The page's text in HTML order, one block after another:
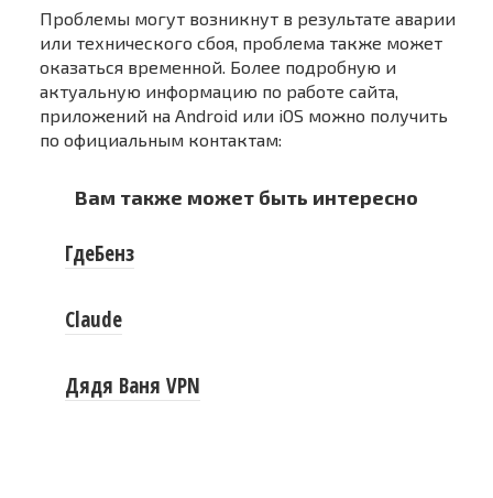
Проблемы могут возникнут в результате аварии
или технического сбоя, проблема также может
оказаться временной. Более подробную и
актуальную информацию по работе сайта,
приложений на Android или iOS можно получить
по официальным контактам:
Вам также может быть интересно
ГдеБенз
Claude
Дядя Ваня VPN